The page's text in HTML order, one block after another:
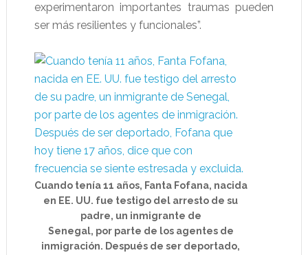
experimentaron importantes traumas pueden
ser más resilientes y funcionales”.
Cuando tenía 11 años, Fanta Fofana, nacida
en EE. UU. fue testigo del arresto de su
padre, un inmigrante de
Senegal, por parte de los agentes de
inmigración. Después de ser deportado,